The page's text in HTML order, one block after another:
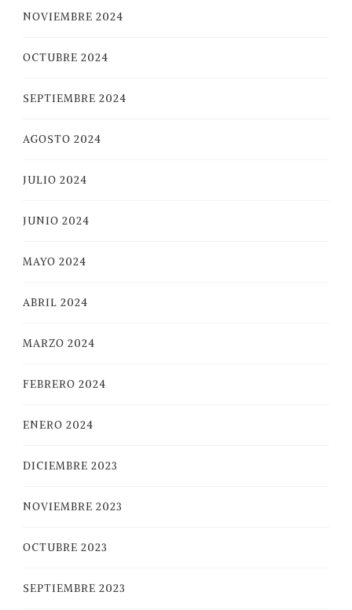
NOVIEMBRE 2024
OCTUBRE 2024
SEPTIEMBRE 2024
AGOSTO 2024
JULIO 2024
JUNIO 2024
MAYO 2024
ABRIL 2024
MARZO 2024
FEBRERO 2024
ENERO 2024
DICIEMBRE 2023
NOVIEMBRE 2023
OCTUBRE 2023
SEPTIEMBRE 2023